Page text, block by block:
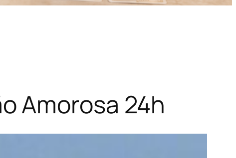
Amorosa 24h